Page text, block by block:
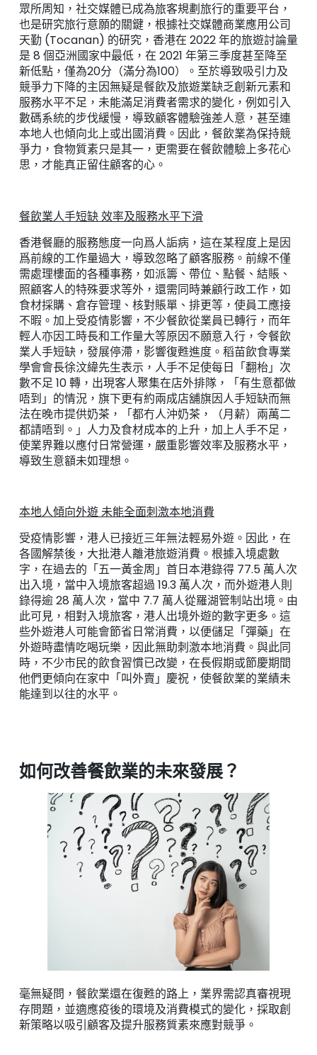
眾所周知，社交媒體已成為旅客規劃旅行的重要平台，
也是研究旅行意願的關鍵，根據社交媒體商業應用公司
天勤 (Tocanan) 的研究，香港在 2022 年的旅遊討論量
是 8 個亞洲國家中最低，在 2021 年第三季度甚至降至
新低點，僅為20分（滿分為100）。至於導致吸引力及
競爭力下降的主因無疑是餐飲及旅遊業缺乏創新元素和
服務水平不足，未能滿足消費者需求的變化，例如引入
數碼系統的步伐緩慢，導致顧客體驗強差人意，甚至連
本地人也傾向北上或出國消費。因此，餐飲業為保持競
爭力，食物質素只是其一，更需要在餐飲體驗上多花心
思，才能真正留住顧客的心。
餐飲業人手短缺 效率及服務水平下滑
香港餐廳的服務態度一向爲人詬病，這在某程度上是因
爲前線的工作量過大，導致忽略了顧客服務。前線不僅
需處理樓面的各種事務，如派籌、帶位、點餐、結賬、
照顧客人的特殊要求等外，還需同時兼顧行政工作，如
食材採購、倉存管理、核對賬單、排更等，使員工應接
不暇。加上受疫情影響，不少餐飲從業員已轉行，而年
輕人亦因工時長和工作量大等原因不願意入行，令餐飲
業人手短缺，發展停滯，影響復甦進度。稻苗飲食專業
學會會長徐汶緯先生表示，人手不足使每日「翻枱」次
數不足 10 轉，出現客人聚集在店外排隊，「有生意都做
唔到」的情況，旗下更有約兩成店舖旗因人手短缺而無
法在晚市提供奶茶，「都冇人沖奶茶，（月薪）兩萬二
都請唔到。」人力及食材成本的上升，加上人手不足，
使業界難以應付日常營運，嚴重影響效率及服務水平，
導致生意額未如理想。
本地人傾向外遊 未能全面刺激本地消費
受疫情影響，港人已接近三年無法輕易外遊。因此，在
各國解禁後，大批港人離港旅遊消費。根據入境處數
字，在過去的「五一黃金周」首日本港錄得 77.5 萬人次
出入境，當中入境旅客超過 19.3 萬人次，而外遊港人則
錄得逾 28 萬人次，當中 7.7 萬人從羅湖管制站出境。由
此可見，相對入境旅客，港人出境外遊的數字更多。這
些外遊港人可能會節省日常消費，以便儲足「彈藥」在
外遊時盡情吃喝玩樂，因此無助刺激本地消費。與此同
時，不少市民的飲食習慣已改變，在長假期或節慶期間
他們更傾向在家中「叫外賣」慶祝，使餐飲業的業績未
能達到以往的水平。
如何改善餐飲業的未來發展？
毫無疑問，餐飲業還在復甦的路上，業界需認真審視現
存問題，並適應疫後的環境及消費模式的變化，採取創
新策略以吸引顧客及提升服務質素來應對競爭。